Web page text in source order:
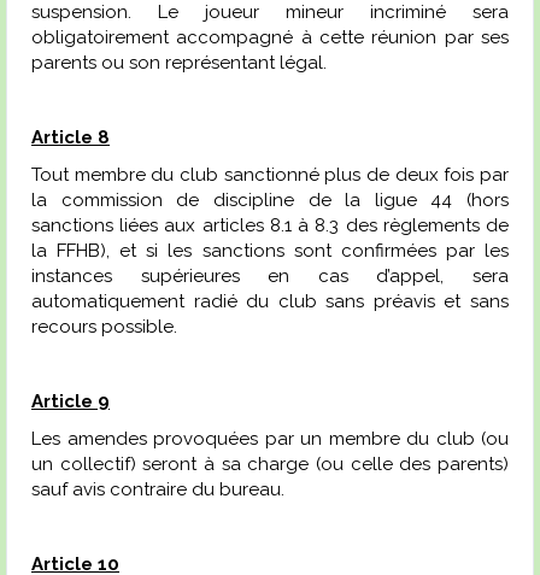
suspension. Le joueur mineur incriminé sera
obligatoirement accompagné à cette réunion par ses
parents ou son représentant légal.
Article 8
Tout membre du club sanctionné plus de deux fois par
la commission de discipline de la ligue 44 (hors
sanctions liées aux articles 8.1 à 8.3 des règlements de
la FFHB), et si les sanctions sont confirmées par les
instances supérieures en cas d’appel, sera
automatiquement radié du club sans préavis et sans
recours possible.
Article 9
Les amendes provoquées par un membre du club (ou
un collectif) seront à sa charge (ou celle des parents)
sauf avis contraire du bureau.
Article 10